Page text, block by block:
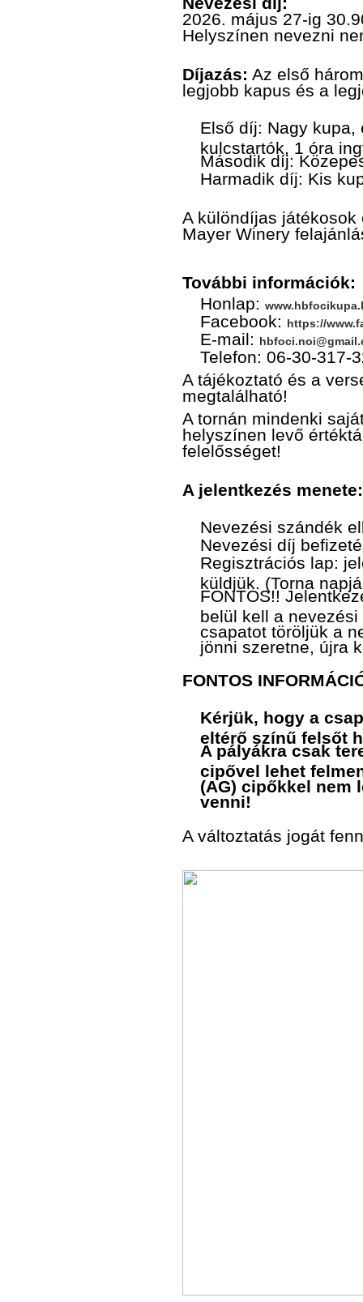
2026. május 27-ig
Helyszínen nevezni
Díjazás: Az első
legjobb kapus és a
Első díj: Nagy kupa,
kulcstartók, 1 óra
Második díj:
Harmadik díj: Kis
A különdíjas
Mayer Winery
További információk:
Honlap:
Facebook: https://
E-mail:
Telefon: 06-30-317-
A tájékoztató és a
megtalálható!
A tornán mindenki
helyszínen levő
felelősséget!
A jelentkezés menete:
Nevezési szándék
Nevezési díj
Regisztrációs lap:
küldjük. (Torna
FONTOS!!
belül kell a
csapatot töröljük a
jönni szeretne, újra
FONTOS
Kérjük, hogy a
eltérő színű felsőt
A pályákra csak
cipővel lehet
(AG) cipőkkel nem
venni!
A változtatás jogát